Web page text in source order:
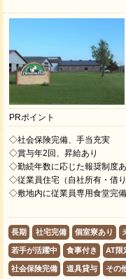
PRポイント
◇社会保険完備、手当充実
◇賞与年2回、昇給あり
◇勤続年数に応じた報奨制度あ
◇従業員住宅（自社所有・借
◇敷地内に従業員専用食堂完備
長期 社宅完備 個室寮あり
若手が活躍中 食事付き AT限
社会保険完備 道具貸与 その